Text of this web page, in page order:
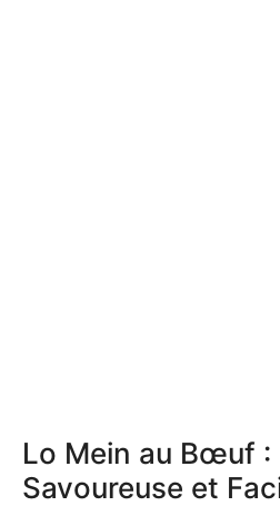
Lo Mein au Bœuf :
Savoureuse et